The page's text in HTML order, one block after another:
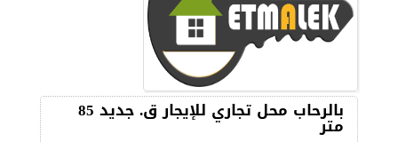
بالرحاب محل تجاري للإيجار ق. جديد 85
متر